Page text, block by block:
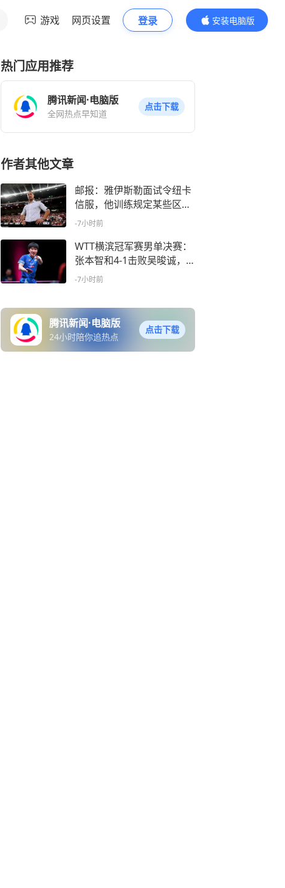
游戏 网页设置 登录
安装电脑版
内容更精彩
热门应用推荐
腾讯新闻·电脑版
全网热点早知道
点击下载
作者其他文章
邮报：雅伊斯勒面试令纽卡
信服，他训练规定某些区域
禁回传
-7小时前
WTT横滨冠军赛男单决赛：
张本智和4-1击败吴晙诚，
成功卫冕
-7小时前
腾讯新闻·电脑版
24小时陪你追热点
点击下载